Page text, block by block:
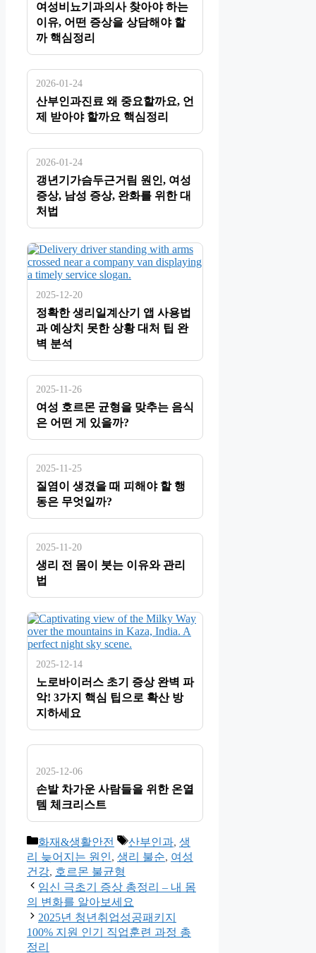
여성비뇨기과의사 찾아야 하는
이유, 어떤 증상을 상담해야 할
까 핵심정리
2026-01-24
산부인과진료 왜 중요할까요, 언
제 받아야 할까요 핵심정리
2026-01-24
갱년기가슴두근거림 원인, 여성
증상, 남성 증상, 완화를 위한 대
처법
2025-12-20
정확한 생리일계산기 앱 사용법
과 예상치 못한 상황 대처 팁 완
벽 분석
2025-11-26
여성 호르몬 균형을 맞추는 음식
은 어떤 게 있을까?
2025-11-25
질염이 생겼을 때 피해야 할 행
동은 무엇일까?
2025-11-20
생리 전 몸이 붓는 이유와 관리
법
2025-12-14
노로바이러스 초기 증상 완벽 파
악! 3가지 핵심 팁으로 확산 방
지하세요
2025-12-06
손발 차가운 사람들을 위한 온열
템 체크리스트
카
테
고
리
화재&생활안전
태
그
산부인과, 생
리 늦어지는 원인, 생리 불순, 여성
건강, 호르몬 불균형
임신 극초기 증상 총정리 – 내 몸
의 변화를 알아보세요
2025년 청년취업성공패키지
100% 지원 인기 직업훈련 과정 총
정리